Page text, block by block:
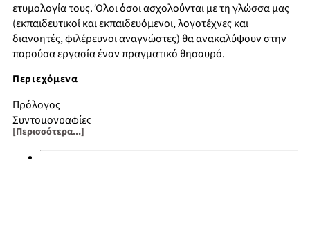
ετυμολογία τους. Όλοι όσοι ασχολούνται με τη γλώσσα μας
(εκπαιδευτικοί και εκπαιδευόμενοι, λογοτέχνες και
διανοητές, φιλέρευνοι αναγνώστες) θα ανακαλύψουν στην
παρούσα εργασία έναν πραγματικό θησαυρό.
Περιεχόμενα
Πρόλογος
Συντομογραφίες
Λημματολόγιο Α-Ω
Καταλήξεις
[Περισσότερα...]